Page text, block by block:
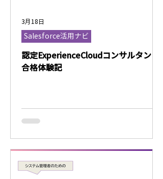
認定ExperienceCloudコンサルタント
合格体験記
Salesforce活用ナビ
3月18日